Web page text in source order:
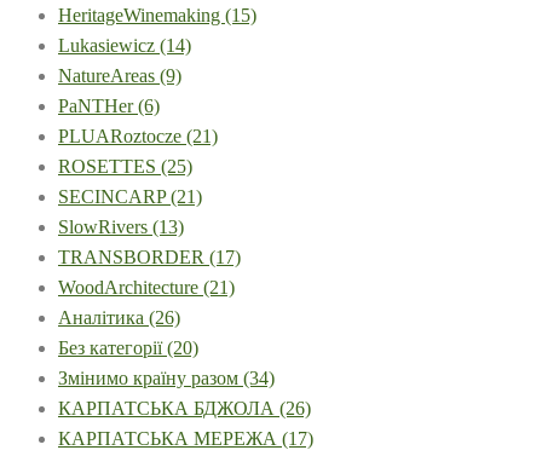
HeritageWinemaking (15)
Lukasiewicz (14)
NatureAreas (9)
PaNTHer(6)
PLUARoztocze (21)
ROSETTES (25)
SECINCARP(21)
SlowRivers (13)
TRANSBORDER (17)
WoodArchitecture (21)
Аналітика (26)
Без категорії(20)
Змінимо країну разом (34)
КАРПАТСЬКА БДЖОЛА (26)
КАРПАТСЬКА МЕРЕЖА (17)